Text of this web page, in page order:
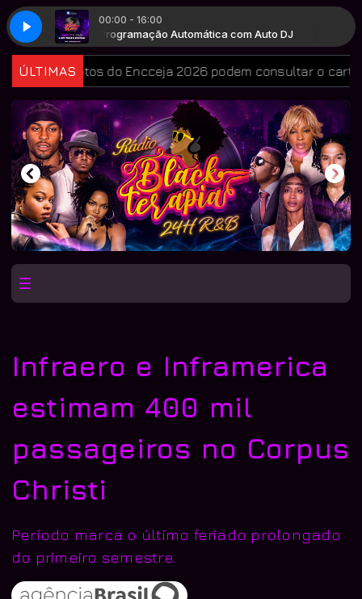
00:00 - 16:00
Programação Automática com Auto DJ
ÚLTIMAS
do Encceja 2026 podem consultar o cartão de
Infraero e Inframerica
estimam 400 mil
passageiros no Corpus
Christi
Período marca o último feriado prolongado
do primeiro semestre.